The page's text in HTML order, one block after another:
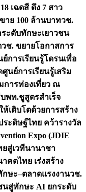
เฉดสี ดึง 7 สาว
าย 100 ล้านบาทวช.
ะดับทักษะเยาวชน
วช. ขยายโอกาสการ
การเรียนรู้โดรนเพื่อ
ศูนย์การเรียนรู้เสริม
การท่องเที่ยว ณ
บพท.ชูสูตรสำเร็จ
ห้เติบโตด้วยการสร้าง
ะดิษฐ์ไทย คว้ารางวัล
Expo (JDIE
สู่เวทีนานาชา
ตไทย เร่งสร้าง
กษะ–ตลาดแรงงานวช.
นสู่ทักษะ AI ยกระดับ